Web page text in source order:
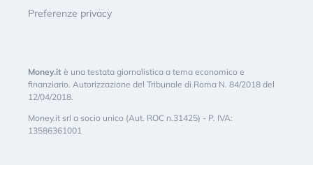
Preferenze privacy
Money.it è una testata giornalistica a tema economico e
finanziario. Autorizzazione del Tribunale di Roma N. 84/2018 del
12/04/2018.
Money.it srl a socio unico (Aut. ROC n.31425) - P. IVA:
13586361001